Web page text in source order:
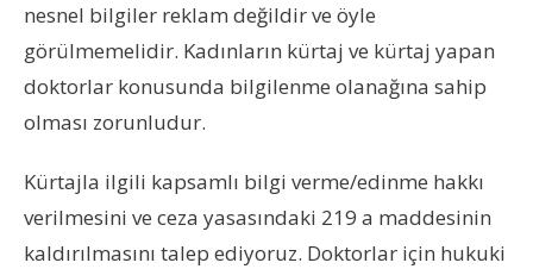
nesnel bilgiler reklam değildir ve öyle
görülmemelidir. Kadınların kürtaj ve kürtaj yapan
doktorlar konusunda bilgilenme olanağına sahip
olması zorunludur.
Kürtajla ilgili kapsamlı bilgi verme/edinme hakkı
verilmesini ve ceza yasasındaki 219 a maddesinin
kaldırılmasını talep ediyoruz. Doktorlar için hukuki